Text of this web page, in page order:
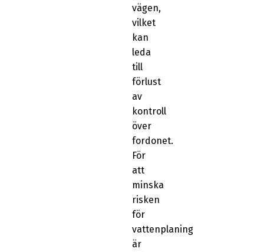
vägen,
vilket
kan
leda
till
förlust
av
kontroll
över
fordonet.
För
att
minska
risken
för
vattenplaning
är